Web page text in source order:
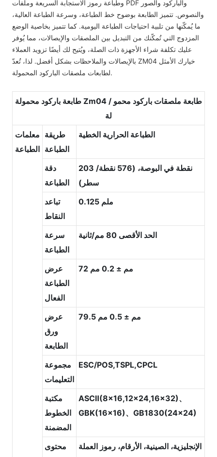
وطباعة رموز الاستجابة السريعة وملفات PDF والباركود والصور
والنصوص. تتميز الطابعة بوضوح خط الطباعة، وسرعة الطباعة العالية،
ما يُمكّنها من تلبية احتياجات الطباعة اليومية. كما تتميز بخاصية الوضع
المزدوج التي تُمكّنك من التبديل بين الملصقات والإيصالات، مما يُوفر
عليك تكلفة شراء الأجهزة ذات الصلة، ويُتيح لك أيضًا تزويد العملاء
بالإيصالات والملاحظات بشكل أفضل. لذا، تُعدّ ZM04 خيارك الأمثل
لطابعات ملصقات الباركود المحمولة.
طابعة باركود محمولة Zm04 / طابعة ملصقات باركود محمو
لة
معلمات
الطباعة
طريقة
الطباعة
الطباعة الحرارية الخطية
دقة
الطباعة
203 نقطة في البوصة، (576 نقطة/
سطر)
تباعد
النقاط
0.125 ملم
سرعة
الطباعة
الحد الأقصى 80 مم/ثانية
عرض
الطباعة
الفعال
72 مم ± 0.2 مم
عرض
ورق
الطابعة
79.5 مم ± 0.5 مم
مجموعة
التعليمات
ESC/POS,TSPL,CPCL
مكتبة
الخطوط
المضمنة
ASCⅡ(8x16,12x24,16x32)、
GBK(16x16)、GB1830(24x24)
محتوى
الإنجليزية، الصينية، الأرقام، رموز العملة